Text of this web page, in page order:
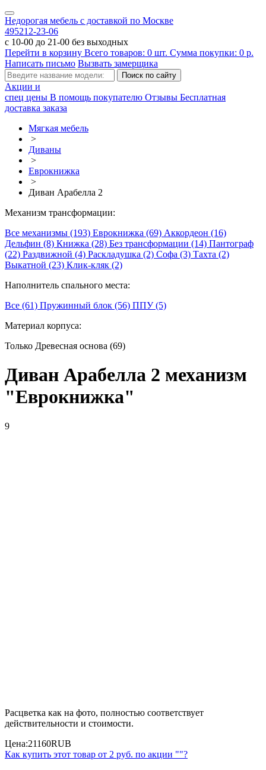
Недорогая мебель с доставкой по Москве
495212-23-06
с 10-00 до 21-00 без выходных
Перейти в корзину Всего товаров: 0 шт. Сумма покупки: 0 р.
Написать письмо Вызвать замерщика
Акции и
спец цены В помощь покупателю Отзывы Бесплатная
доставка заказа
Мягкая мебель
>
Диваны
>
Еврокнижка
>
Диван Арабелла 2
Механизм трансформации:
Все механизмы (193) Еврокнижка (69) Аккордеон (16)
Дельфин (8) Книжка (28) Без трансформации (14) Пантограф
(22) Раздвижной (4) Раскладушка (2) Софа (3) Тахта (2)
Выкатной (23) Клик-кляк (2)
Наполнитель спального места:
Все (61) Пружинный блок (56) ППУ (5)
Материал корпуса:
Только Древесная основа (69)
Диван Арабелла 2 механизм
"Еврокнижка"
9
Расцветка как на фото, полностью соответствует
действительности и стоимости.
Цена:21160RUB
Как купить этот товар от 2 руб. по акции ""?